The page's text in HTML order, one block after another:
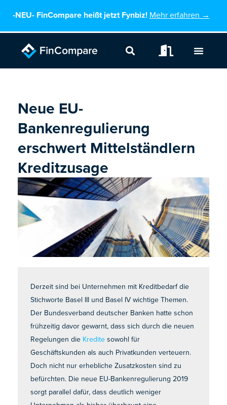
-NEU-FinCompare heißt jetzt Fynbiz! Mehr erfahren →
Neue EU-
Bankenregulierung
erschwert Mittelständlern
Kreditzusage
Derzeit sind bei Unternehmen mit Kreditbedarf die
Stichworte Basel III und Basel IV wichtige Themen.
Der Bundesverband deutscher Banken hatte schon
frühzeitig davor gewarnt, dass sich durch die neuen
Regelungen die Kredite sowohl für
Geschäftskunden als auch Privatkunden verteuern.
Doch nicht nur erhebliche Zusatzkosten sind zu
befürchten. Die neue EU-Bankenregulierung 2019
sorgt parallel dafür, dass deutlich weniger